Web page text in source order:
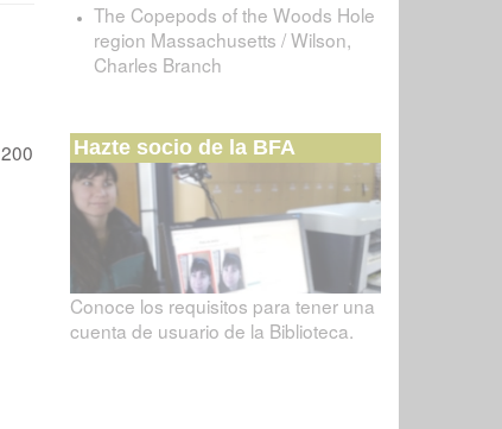
200
The Copepods of the Woods Hole
region Massachusetts / Wilson,
Charles Branch
Hazte socio de la BFA
Conoce los requisitos para tener una
cuenta de usuario de la Biblioteca.